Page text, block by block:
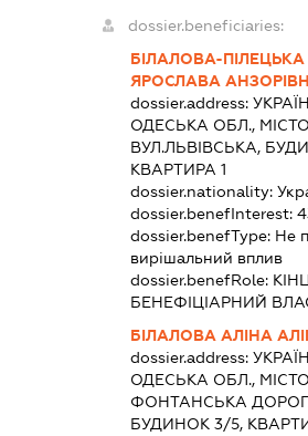
dossier.beneficiaries:
БІЛАЛОВА-ПІЛЕЦЬКА
ЯРОСЛАВА
dossier.address:
ОДЕСЬКА ОБЛ.,
ВУЛ.ЛЬВІВСЬКА,
КВАРТИРА 1
dossier.nationality:
dossier.benefInterest:
dossier.benefType: Не
вирішальний вплив
dossier.benefRole:
БЕНЕФІЦІАРНИЙ
БІЛАЛОВА АЛІНА
dossier.address:
ОДЕСЬКА ОБЛ.,
ФОНТАНСЬКА
БУДИНОК 3/5,